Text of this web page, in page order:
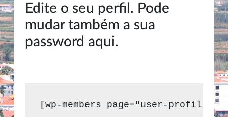
Edite o seu perfil. Pode
mudar também a sua
password aqui.
[wp-members page="user-profile"]